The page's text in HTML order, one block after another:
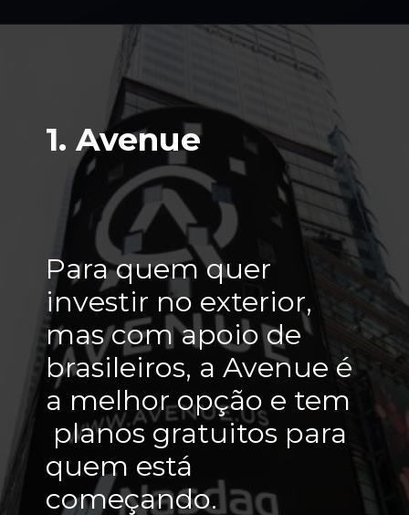
Para quem quer
investir no exterior,
mas com apoio de
brasileiros, a Avenue é
a melhor opção e tem
planos gratuitos para
quem está
começando.
1. Avenue